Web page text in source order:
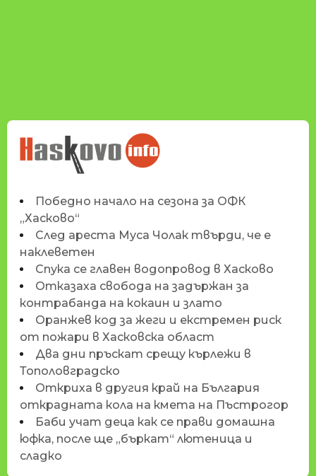
НОВИНИТЕ НА
HASKOVO.INFO
Победно начало на сезона за ОФК
„Хасково“
След ареста Муса Чолак твърди, че е
наклеветен
Спука се главен водопровод в Хасково
Отказаха свобода на задържан за
контрабанда на кокаин и злато
Оранжев код за жеги и екстремен риск
от пожари в Хасковска област
Два дни пръскат срещу кърлежи в
Тополовградско
Откриха в другия край на България
открадната кола на кмета на Пъстрогор
Баби учат деца как се прави домашна
юфка, после ще „бъркат“ лютеница и
сладко